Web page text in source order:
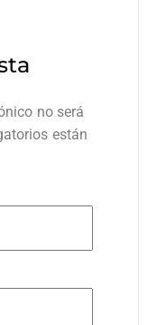
no será
están